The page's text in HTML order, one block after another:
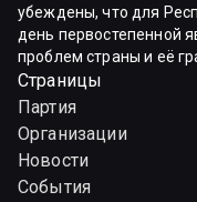
убеждены, что для
день первостепенной
проблем страны и её
Страницы
Партия
Организации
Новости
События